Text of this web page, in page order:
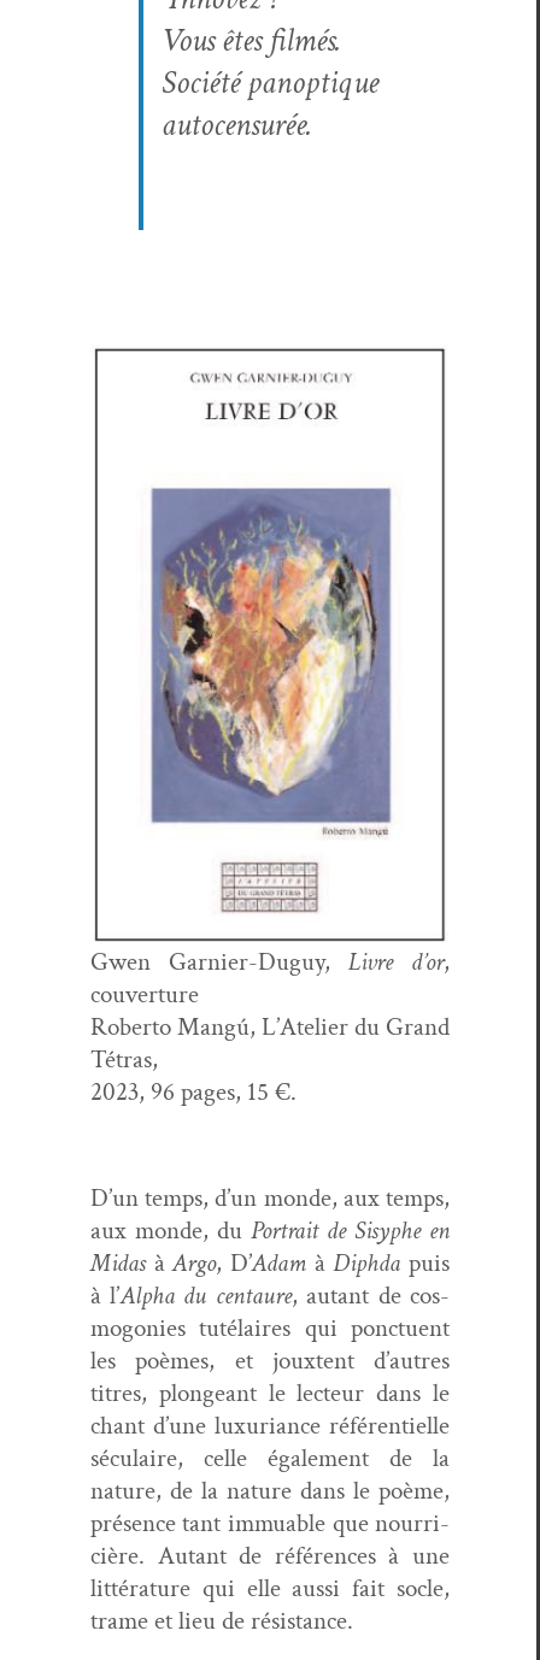
Vous êtes filmés.
Société panop­tique
autocensurée.
Gwen Gar­nier-Duguy,Livre d’or,
cou­ver­ture
Rober­to Mangú, L’Ate­lier du Grand
Tétras,
2023, 96 pages, 15 €.
D’un temps, d’un monde, aux temps,
aux monde, du Por­trait de Sisyphe en
MidasàArgo, D’Adam àDiph­da puis
à l’Alpha du cen­tau­re, autant de cos­
mogo­nies tutélaires qui ponctuent
les poèmes, et joux­tent d’autres
titres, plongeant le lecteur dans le
chant d’une lux­u­ri­ance référen­tielle
sécu­laire, celle égale­ment de la
nature, de la nature dans le poème,
présence tant immuable que nourri­
cière. Autant de références à une
lit­téra­ture qui elle aus­si fait socle,
trame et lieu de résistance.